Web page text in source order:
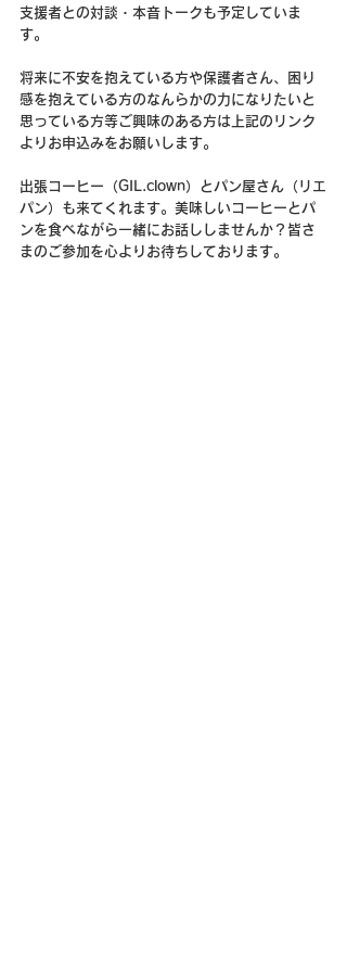
支援者との対談・本音トークも予定していま
す。
将来に不安を抱えている方や保護者さん、困り
感を抱えている方のなんらかの力になりたいと
思っている方等ご興味のある方は上記のリンク
よりお申込みをお願いします。
出張コーヒー（GIL.clown）とパン屋さん（リエ
パン）も来てくれます。美味しいコーヒーとパ
ンを食べながら一緒にお話ししませんか？皆さ
まのご参加を心よりお待ちしております。